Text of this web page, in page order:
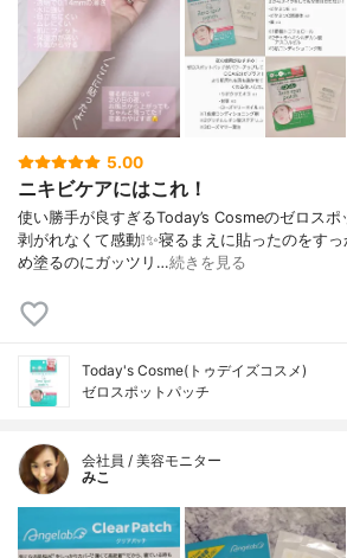
5.00
ニキビケアにはこれ！
使い勝手が良すぎるToday’s Cosmeのゼロス
剥がれなくて感動❕✨寝るまえに貼ったのをす
め塗るのにガッツリ…続きを見る
Today's Cosme(トゥデイズコスメ)
ゼロスポットパッチ
会社員 / 美容モニター
みこ